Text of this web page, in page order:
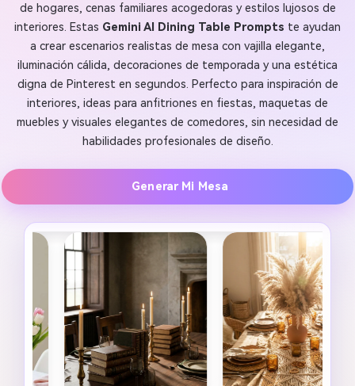
de hogares, cenas familiares acogedoras y estilos lujosos de
interiores. Estas Gemini AI Dining Table Prompts te ayudan
a crear escenarios realistas de mesa con vajilla elegante,
iluminación cálida, decoraciones de temporada y una estética
digna de Pinterest en segundos. Perfecto para inspiración de
interiores, ideas para anfitriones en fiestas, maquetas de
muebles y visuales elegantes de comedores, sin necesidad de
habilidades profesionales de diseño.
Generar Mi Mesa